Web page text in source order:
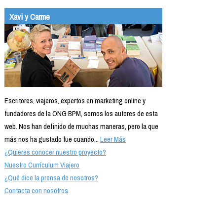
Xavi y Carme
Escritores, viajeros, expertos en marketing online y
fundadores de la ONG BPM, somos los autores de esta
web. Nos han definido de muchas maneras, pero la que
más nos ha gustado fue cuando...Leer Más
¿Quieres conocer nuestro proyecto?
Nuestro Currículum Viajero
¿Qué dice la prensa de nosotros?
Contacta con nosotros